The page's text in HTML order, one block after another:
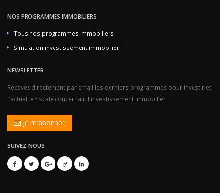
NOS PROGRAMMES IMMOBILIERS
Tous nos programmes immobiliers
Simulation investissement immobilier
NEWSLETTER
Recevez directement par email les derniers programmes pour investir et
l'actualité fiscale concernant l'investissement immobilier.
Je m'abonne !
SUIVEZ-NOUS